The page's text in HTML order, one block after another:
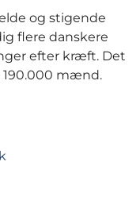
og stigende
flere danskere
efter kræft. Det
mænd.